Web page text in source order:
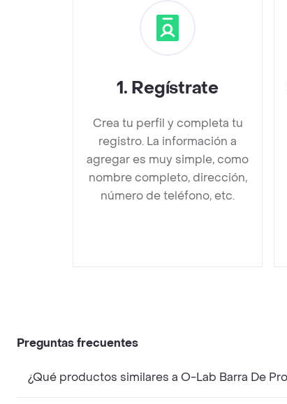
1. Regístrate
Crea tu perfil y completa tu
registro. La información a
agregar es muy simple, como
nombre completo, dirección,
número de teléfono, etc.
Preguntas frecuentes